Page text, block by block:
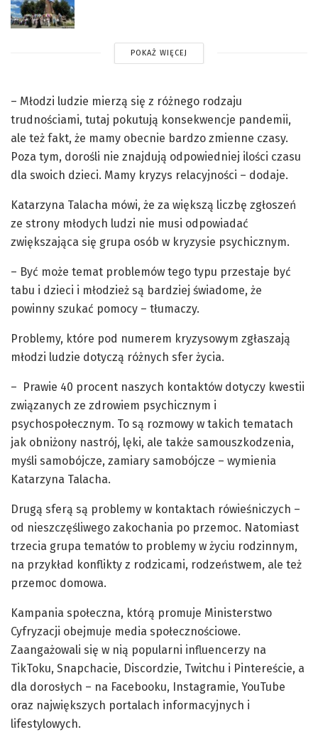
POKAŻ WIĘCEJ
– Młodzi ludzie mierzą się z różnego rodzaju
trudnościami, tutaj pokutują konsekwencje pandemii,
ale też fakt, że mamy obecnie bardzo zmienne czasy.
Poza tym, dorośli nie znajdują odpowiedniej ilości czasu
dla swoich dzieci. Mamy kryzys relacyjności – dodaje.
Katarzyna Talacha mówi, że za większą liczbę zgłoszeń
ze strony młodych ludzi nie musi odpowiadać
zwiększająca się grupa osób w kryzysie psychicznym.
– Być może temat problemów tego typu przestaje być
tabu i dzieci i młodzież są bardziej świadome, że
powinny szukać pomocy – tłumaczy.
Problemy, które pod numerem kryzysowym zgłaszają
młodzi ludzie dotyczą różnych sfer życia.
– Prawie 40 procent naszych kontaktów dotyczy kwestii
związanych ze zdrowiem psychicznym i
psychospołecznym. To są rozmowy w takich tematach
jak obniżony nastrój, lęki, ale także samouszkodzenia,
myśli samobójcze, zamiary samobójcze – wymienia
Katarzyna Talacha.
Drugą sferą są problemy w kontaktach rówieśniczych –
od nieszczęśliwego zakochania po przemoc. Natomiast
trzecia grupa tematów to problemy w życiu rodzinnym,
na przykład konflikty z rodzicami, rodzeństwem, ale też
przemoc domowa.
Kampania społeczna, którą promuje Ministerstwo
Cyfryzacji obejmuje media społecznościowe.
Zaangażowali się w nią popularni influencerzy na
TikToku, Snapchacie, Discordzie, Twitchu i Pintereście, a
dla dorosłych – na Facebooku, Instagramie, YouTube
oraz największych portalach informacyjnych i
lifestylowych.